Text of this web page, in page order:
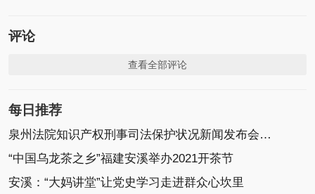
评论
查看全部评论
每日推荐
泉州法院知识产权刑事司法保护状况新闻发布会召开
“中国乌龙茶之乡”福建安溪举办2021开茶节
安溪：“大妈讲堂”让党史学习走进群众心坎里